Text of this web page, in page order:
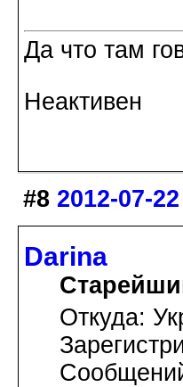
Да что там
Неактивен
#8 2012-07-
Darina
Откуда: